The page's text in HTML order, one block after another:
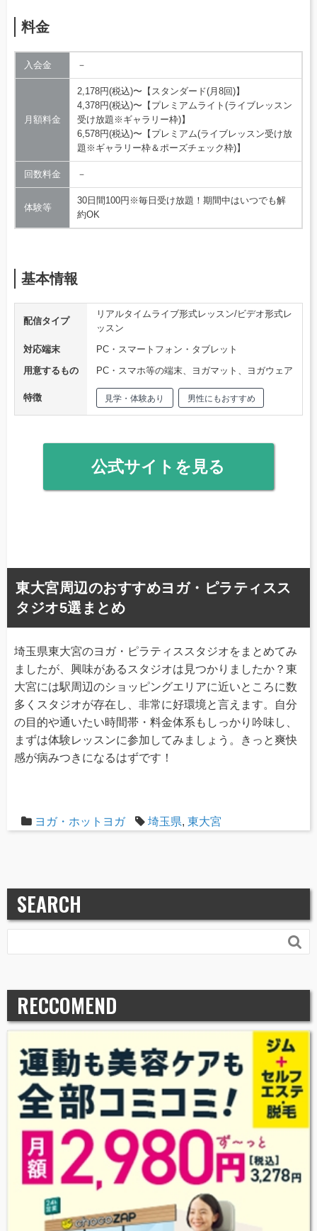
料金
入会金 －
月額料金
2,178円(税込)〜【スタンダード(月8回)】
4,378円(税込)〜【プレミアムライト(ライブレッスン
受け放題※ギャラリー枠)】
6,578円(税込)〜【プレミアム(ライブレッスン受け放
題※ギャラリー枠＆ポーズチェック枠)】
回数料金 －
体験等
30日間100円※毎日受け放題！期間中はいつでも解
約OK
基本情報
配信タイプ
リアルタイムライブ形式レッスン/ビデオ形式レ
ッスン
対応端末
PC・スマートフォン・タブレット
用意するもの
PC・スマホ等の端末、ヨガマット、ヨガウェア
特徴 見学・体験あり 男性にもおすすめ
公式サイトを見る
東大宮周辺のおすすめヨガ・ピラティスス
タジオ5選まとめ
埼玉県東大宮のヨガ・ピラティススタジオをまとめてみ
ましたが、興味があるスタジオは見つかりましたか？東
大宮には駅周辺のショッピングエリアに近いところに数
多くスタジオが存在し、非常に好環境と言えます。自分
の目的や通いたい時間帯・料金体系もしっかり吟味し、
まずは体験レッスンに参加してみましょう。きっと爽快
感が病みつきになるはずです！
ヨガ・ホットヨガ 埼玉県, 東大宮
SEARCH

RECCOMEND